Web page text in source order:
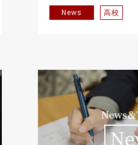
News 高校